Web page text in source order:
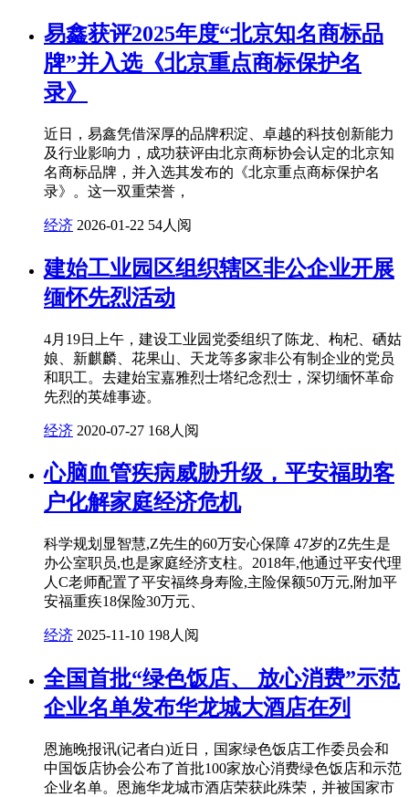
易鑫获评2025年度“北京知名商标品
牌”并入选《北京重点商标保护名
录》
近日，易鑫凭借深厚的品牌积淀、卓越的科技创新能力
及行业影响力，成功获评由北京商标协会认定的北京知
名商标品牌，并入选其发布的《北京重点商标保护名
录》。这一双重荣誉，
经济 2026-01-22 54人阅
建始工业园区组织辖区非公企业开展
缅怀先烈活动
4月19日上午，建设工业园党委组织了陈龙、枸杞、硒姑
娘、新麒麟、花果山、天龙等多家非公有制企业的党员
和职工。去建始宝嘉雅烈士塔纪念烈士，深切缅怀革命
先烈的英雄事迹。
经济 2020-07-27 168人阅
心脑血管疾病威胁升级，平安福助客
户化解家庭经济危机
科学规划显智慧,Z先生的60万安心保障 47岁的Z先生是
办公室职员,也是家庭经济支柱。2018年,他通过平安代理
人C老师配置了平安福终身寿险,主险保额50万元,附加平
安福重疾18保险30万元、
经济 2025-11-10 198人阅
全国首批“绿色饭店、 放心消费”示范
企业名单发布华龙城大酒店在列
恩施晚报讯(记者白)近日，国家绿色饭店工作委员会和
中国饭店协会公布了首批100家放心消费绿色饭店和示范
企业名单。恩施华龙城市酒店荣获此殊荣，并被国家市